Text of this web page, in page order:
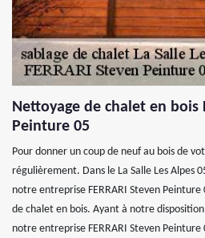
Nettoyage de chalet en bois
Peinture 05
Pour donner un coup de neuf au bois de
régulièrement. Dans le La Salle Les Alpes
notre entreprise FERRARI Steven
de chalet en bois. Ayant à notre
notre entreprise FERRARI Steven